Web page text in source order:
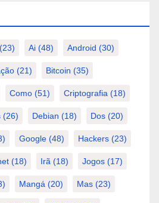
(23) Ai (48) Android (30)
(21) Bitcoin (35)
Como (51) Criptografia (18)
(26) Debian (18) Dos (20)
Google (48) Hackers (23)
(18) Irã (18) Jogos (17)
Mangá (20) Mas (23)